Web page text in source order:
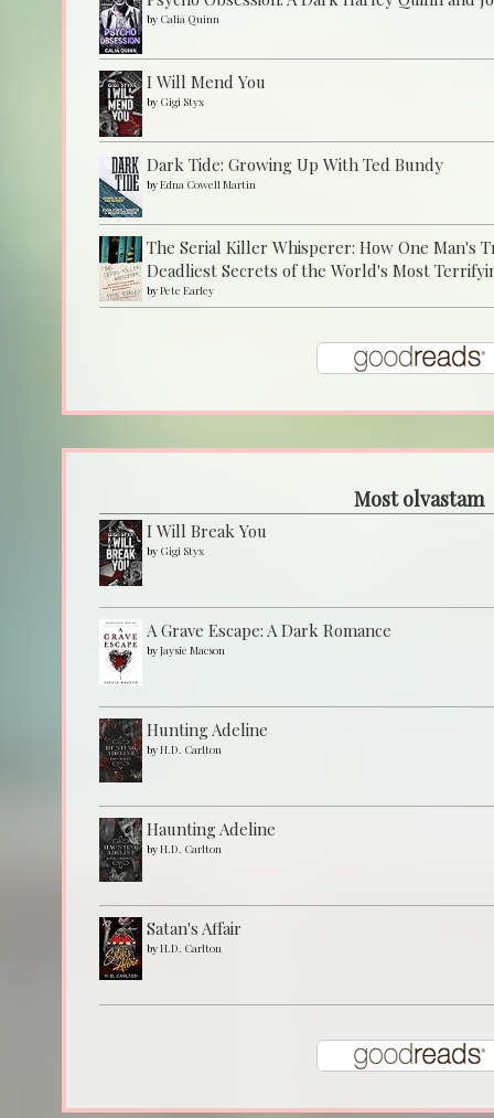
by Calia Quinn
I Will Mend You
by Gigi Styx
Dark Tide: Growing Up With Ted Bundy
byEdna Cowell Martin
The Serial Killer Whisperer: How One Man's
Deadliest Secrets of the World's Most
byPete Earley
Most olvastam
I Will Break You
by Gigi Styx
A Grave Escape: A Dark Romance
byJaysie Macson
Hunting Adeline
byH.D. Carlton
Haunting Adeline
byH.D. Carlton
Satan's Affair
byH.D. Carlton